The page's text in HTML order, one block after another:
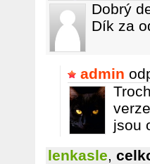
Dobrý
Dík za
admin
jsou
lenkasle,